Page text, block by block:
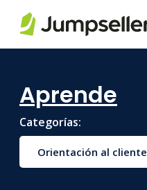
Aprende
Categorías:
Orientación al cliente